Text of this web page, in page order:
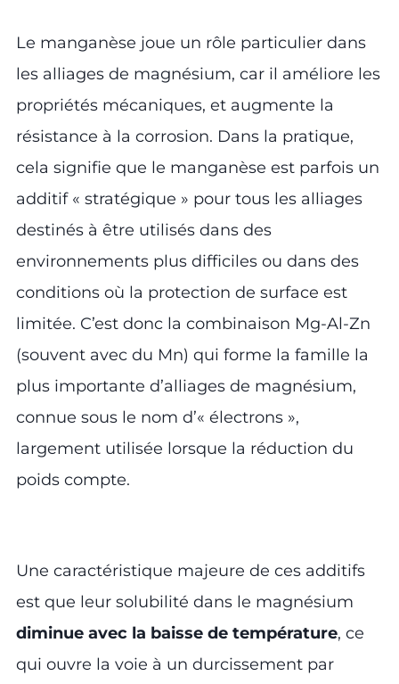
Le manganèse joue un rôle particulier dans
les alliages de magnésium, car il améliore les
propriétés mécaniques, et augmente la
résistance à la corrosion. Dans la pratique,
cela signifie que le manganèse est parfois un
additif « stratégique » pour tous les alliages
destinés à être utilisés dans des
environnements plus difficiles ou dans des
conditions où la protection de surface est
limitée. C’est donc la combinaison Mg-Al-Zn
(souvent avec du Mn) qui forme la famille la
plus importante d’alliages de magnésium,
connue sous le nom d’« électrons »,
largement utilisée lorsque la réduction du
poids compte.
Une caractéristique majeure de ces additifs
est que leur solubilité dans le magnésium
diminue avec la baisse de température, ce
qui ouvre la voie à un durcissement par